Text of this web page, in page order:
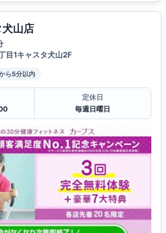
犬山店
目1キャスタ犬山2F
ら5分以内
定休日
毎週日曜日